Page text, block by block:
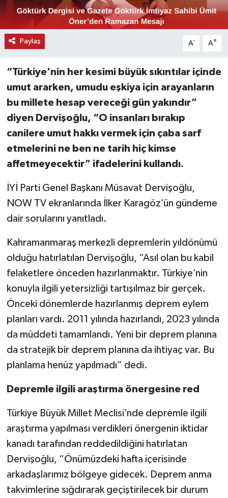
Paylaş A- A+
“Türkiye'nin her kesimi büyük sıkıntılar içinde
umut ararken, umudu eşkiya için arayanların
bu millete hesap vereceği gün yakındır”
diyen Dervişoğlu, “O insanları bırakıp
canilere umut hakkı vermek için çaba sarf
etmelerini ne ben ne tarih hiç kimse
affetmeyecektir” ifadelerini kullandı.
İYİ Parti Genel Başkanı Müsavat Dervişoğlu,
NOW TV ekranlarında İlker Karagöz’ün gündeme
dair sorularını yanıtladı.
Kahramanmaraş merkezli depremlerin yıldönümü
olduğu hatırlatılan Dervişoğlu, “Asıl olan bu kabil
felaketlere önceden hazırlanmaktır. Türkiye’nin
konuyla ilgili yetersizliği tartışılmaz bir gerçek.
Önceki dönemlerde hazırlanmış deprem eylem
planları vardı. 2011 yılında hazırlandı, 2023 yılında
da müddeti tamamlandı. Yeni bir deprem planına
da stratejik bir deprem planına da ihtiyaç var. Bu
planlama henüz yapılmadı” dedi.
Depremle ilgili araştırma önergesine red
Türkiye Büyük Millet Meclisi’nde depremle ilgili
araştırma yapılması verdikleri önergenin iktidar
kanadı tarafından reddedildiğini hatırlatan
Dervişoğlu, “Önümüzdeki hafta içerisinde
arkadaşlarımız bölgeye gidecek. Deprem anma
takvimlerine sığdırarak geçiştirilecek bir durum
TİCARET
YAŞAM